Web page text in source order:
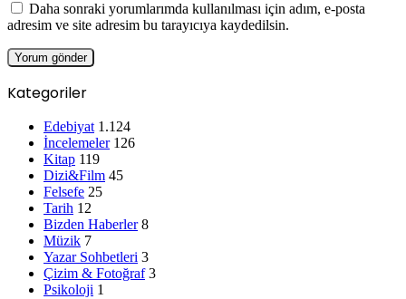
Daha sonraki yorumlarımda kullanılması için adım, e-posta
adresim ve site adresim bu tarayıcıya kaydedilsin.
Kategoriler
Edebiyat 1.124
İncelemeler 126
Kitap 119
Dizi&Film 45
Felsefe 25
Tarih 12
Bizden Haberler 8
Müzik 7
Yazar Sohbetleri 3
Çizim & Fotoğraf 3
Psikoloji 1